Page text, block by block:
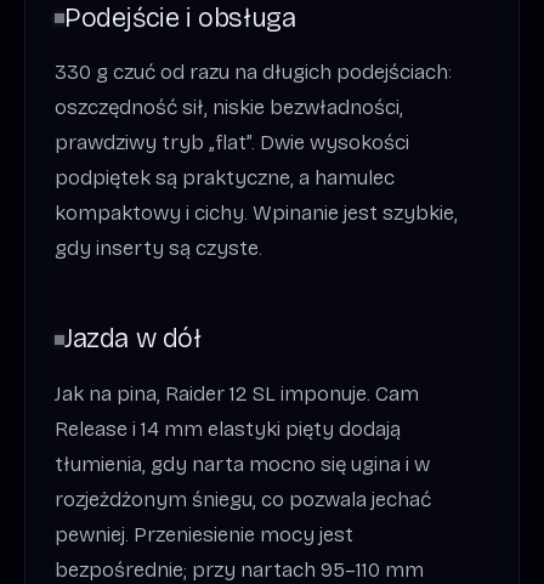
Podejście i obsługa
330 g czuć od razu na długich podejściach:
oszczędność sił, niskie bezwładności,
prawdziwy tryb „flat”. Dwie wysokości
podpiętek są praktyczne, a hamulec
kompaktowy i cichy. Wpinanie jest szybkie,
gdy inserty są czyste.
Jazda w dół
Jak na pina, Raider 12 SL imponuje. Cam
Release i 14 mm elastyki pięty dodają
tłumienia, gdy narta mocno się ugina i w
rozjeżdżonym śniegu, co pozwala jechać
pewniej. Przeniesienie mocy jest
bezpośrednie; przy nartach 95–110 mm